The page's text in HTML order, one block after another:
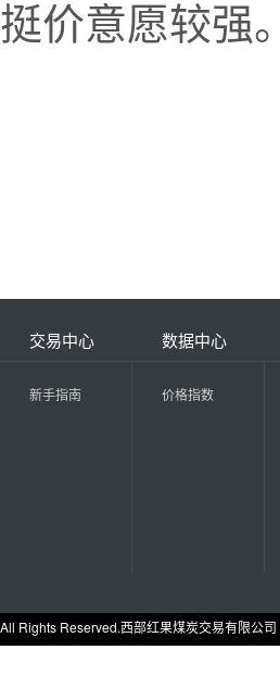
挺价意愿较强。
交易中心
新手指南
数据中心
价格指数
All Rights Reserved.西部红果煤炭交易有限公司 |